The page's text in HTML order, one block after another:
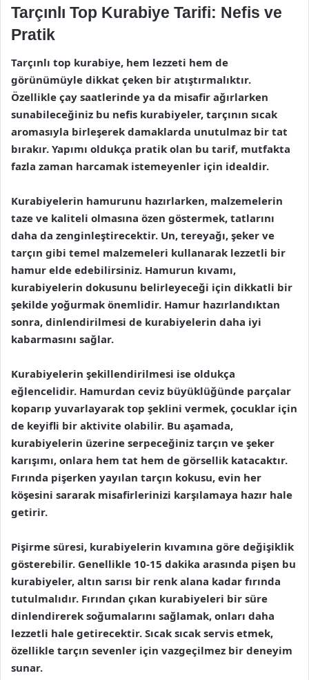
Tarçınlı Top Kurabiye Tarifi: Nefis ve
Pratik
Tarçınlı top kurabiye, hem lezzeti hem de
görünümüyle dikkat çeken bir atıştırmalıktır.
Özellikle çay saatlerinde ya da misafir ağırlarken
sunabileceğiniz bu nefis kurabiyeler, tarçının sıcak
aromasıyla birleşerek damaklarda unutulmaz bir tat
bırakır. Yapımı oldukça pratik olan bu tarif, mutfakta
fazla zaman harcamak istemeyenler için idealdir.
Kurabiyelerin hamurunu hazırlarken, malzemelerin
taze ve kaliteli olmasına özen göstermek, tatlarını
daha da zenginleştirecektir. Un, tereyağı, şeker ve
tarçın gibi temel malzemeleri kullanarak lezzetli bir
hamur elde edebilirsiniz. Hamurun kıvamı,
kurabiyelerin dokusunu belirleyeceği için dikkatli bir
şekilde yoğurmak önemlidir. Hamur hazırlandıktan
sonra, dinlendirilmesi de kurabiyelerin daha iyi
kabarmasını sağlar.
Kurabiyelerin şekillendirilmesi ise oldukça
eğlencelidir. Hamurdan ceviz büyüklüğünde parçalar
koparıp yuvarlayarak top şeklini vermek, çocuklar için
de keyifli bir aktivite olabilir. Bu aşamada,
kurabiyelerin üzerine serpeceğiniz tarçın ve şeker
karışımı, onlara hem tat hem de görsellik katacaktır.
Fırında pişerken yayılan tarçın kokusu, evin her
köşesini sararak misafirlerinizi karşılamaya hazır hale
getirir.
Pişirme süresi, kurabiyelerin kıvamına göre değişiklik
gösterebilir. Genellikle 10-15 dakika arasında pişen bu
kurabiyeler, altın sarısı bir renk alana kadar fırında
tutulmalıdır. Fırından çıkan kurabiyeleri bir süre
dinlendirerek soğumalarını sağlamak, onları daha
lezzetli hale getirecektir. Sıcak sıcak servis etmek,
özellikle tarçın sevenler için vazgeçilmez bir deneyim
sunar.